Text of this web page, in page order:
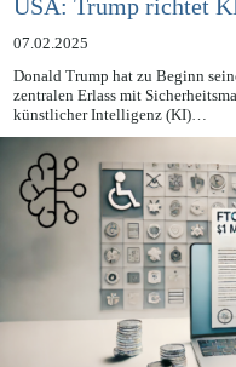
USA: Trump richtet
07.02.2025
Donald Trump hat zu Beginn
zentralen Erlass mit
künstlicher Intelligenz (KI)…